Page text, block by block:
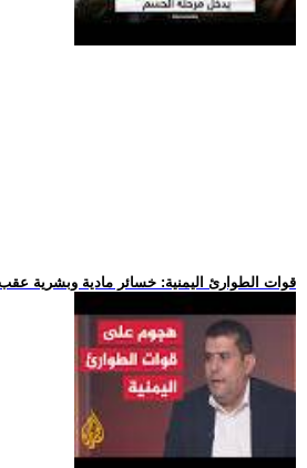
.. قوات الطوارئ اليمنية: خسائر مادية وبشرية